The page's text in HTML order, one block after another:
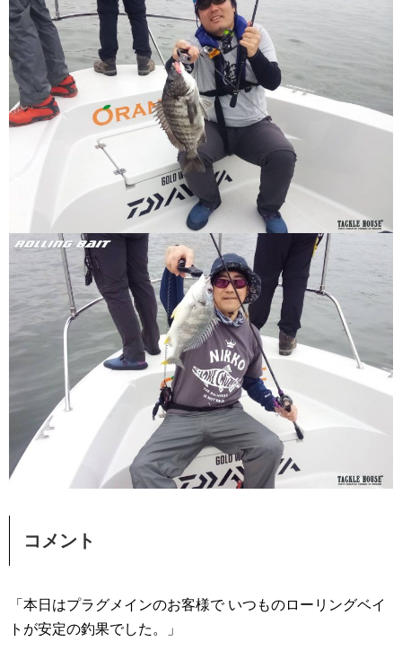
コメント
「本日はプラグメインのお客様で いつものローリングベイ
トが安定の釣果でした。」